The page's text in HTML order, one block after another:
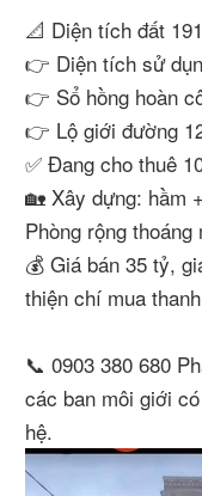
📐 Diện tích đất
👉 Diện tích sử
👉 Sổ hồng hoàn
👉 Lộ giới đường
✅ Đang cho thuê
🏡 Xây dựng: hầm
Phòng rộng
💰 Giá bán 35 tỷ,
thiện chí mua
📞 0903 380 680
các ban môi giới
hệ.